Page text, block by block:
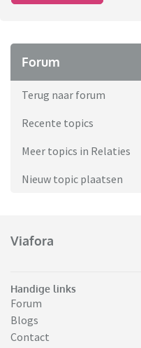
Forum
Terug naar forum
Recente topics
Meer topics in Relaties
Nieuw topic plaatsen
Viafora
Handige links
Forum
Blogs
Contact